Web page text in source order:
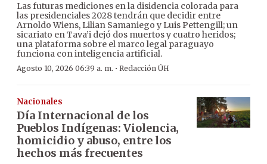
Las futuras mediciones en la disidencia colorada para
las presidenciales 2028 tendrán que decidir entre
Arnoldo Wiens, Lilian Samaniego y Luis Pettengill; un
sicariato en Tava’i dejó dos muertos y cuatro heridos;
una plataforma sobre el marco legal paraguayo
funciona con inteligencia artificial.
Agosto 10, 2026 06:39 a. m. · Redacción ÚH
Nacionales
Día Internacional de los
Pueblos Indígenas: Violencia,
homicidio y abuso, entre los
hechos más frecuentes